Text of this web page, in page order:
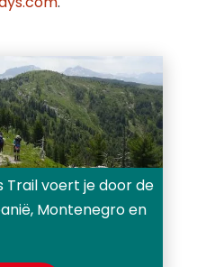
Trail voert je door de
Montenegro en